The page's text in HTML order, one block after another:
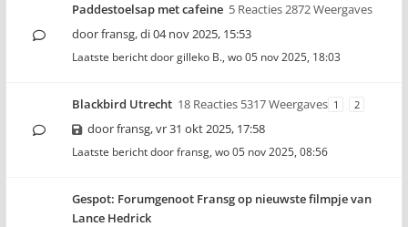
Paddestoelsap met cafeine 5 Reacties 2872 Weergaves
doorfransg,di 04 nov 2025, 15:53
Laatste bericht doorgilleko B., wo 05 nov 2025, 18:03
Blackbird Utrecht 18 Reacties 5317 Weergaves 1 2
doorfransg,vr 31 okt 2025, 17:58
Laatste bericht doorfransg, wo 05 nov 2025, 08:56
Gespot: Forumgenoot Fransg op nieuwste filmpje van
Lance Hedrick